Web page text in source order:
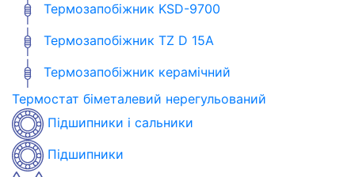
Термозапобіжник KSD-9700
Термозапобіжник TZ D 15A
Термозапобіжник керамічний
Термостат біметалевий нерегульований
Підшипники і сальники
Підшипники